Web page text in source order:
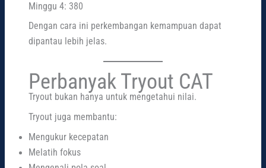
Minggu 4: 380
Dengan cara ini perkembangan kemampuan dapat
dipantau lebih jelas.
Perbanyak Tryout CAT
Tryout bukan hanya untuk mengetahui nilai.
Tryout juga membantu:
Mengukur kecepatan
Melatih fokus